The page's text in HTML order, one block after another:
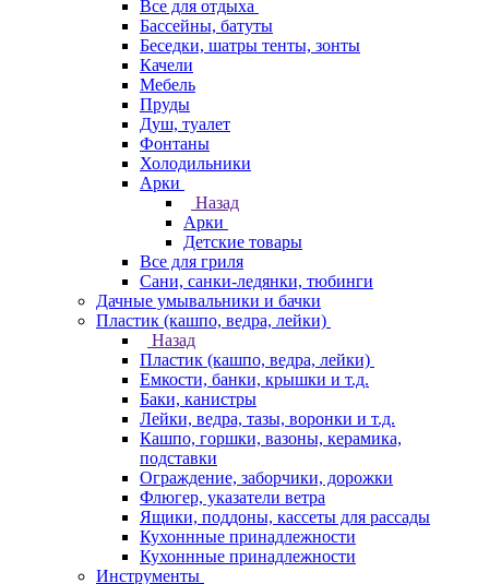
Все для отдыха
Бассейны, батуты
Беседки, шатры тенты, зонты
Качели
Мебель
Пруды
Душ, туалет
Фонтаны
Холодильники
Арки
Назад
Арки
Детские товары
Все для гриля
Сани, санки-ледянки, тюбинги
Дачные умывальники и бачки
Пластик (кашпо, ведра, лейки)
Назад
Пластик (кашпо, ведра, лейки)
Емкости, банки, крышки и т.д.
Баки, канистры
Лейки, ведра, тазы, воронки и т.д.
Кашпо, горшки, вазоны, керамика,
подставки
Ограждение, заборчики, дорожки
Флюгер, указатели ветра
Ящики, поддоны, кассеты для рассады
Кухоннные принадлежности
Кухоннные принадлежности
Инструменты